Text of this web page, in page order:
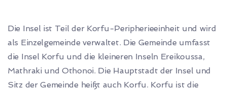
Die Insel ist Teil der Korfu-Peripherieeinheit und wird
als Einzelgemeinde verwaltet. Die Gemeinde umfasst
die Insel Korfu und die kleineren Inseln Ereikoussa,
Mathraki und Othonoi. Die Hauptstadt der Insel und
Sitz der Gemeinde heißt auch Korfu. Korfu ist die